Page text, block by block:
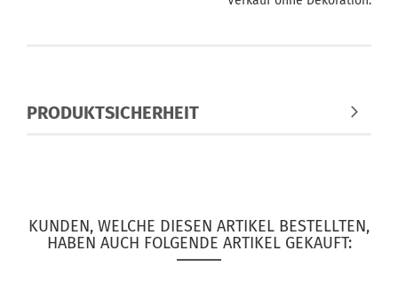
PRODUKTSICHERHEIT
KUNDEN, WELCHE DIESEN ARTIKEL BESTELLTEN,
HABEN AUCH FOLGENDE ARTIKEL GEKAUFT: